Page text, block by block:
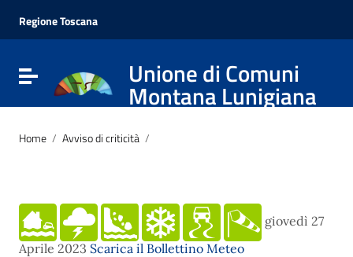
Vai al menu di navigazione
Vai al footer
Regione Toscana
Attiva / disattiva la navigazioneUnione di Comuni
Montana Lunigiana
Home / Avviso di criticità /
giovedì 27
Aprile 2023 Scarica il Bollettino Meteo